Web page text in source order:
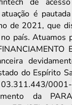
é
de 2021, que
país. Atuamos
do Espírito
da